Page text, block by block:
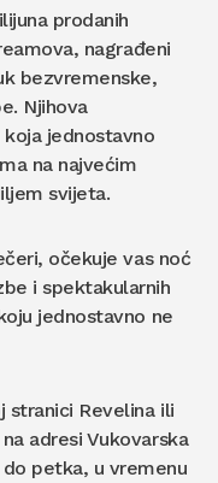
prodanih
nagrađeni
bezvremenske,
Njihova
jednostavno
na najvećim
svijeta.
očekuje vas noć
i spektakularnih
jednostavno ne
stranici Revelina ili
adresi Vukovarska
petka, u vremenu